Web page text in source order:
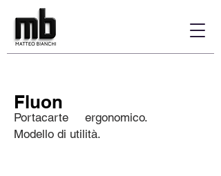
Fluon
Portacarte ergonomico.
Modello di utilità.